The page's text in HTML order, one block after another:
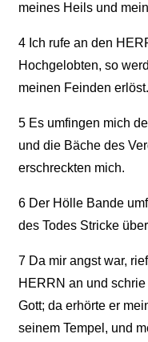
meines Heils und
4Ich rufe an den
Hochgelobten, so
meinen Feinden erlöst.
5Es umfingen mich
und die Bäche des
erschreckten mich.
6Der Hölle Bande
des Todes Stricke
7Da mir angst war,
HERRN an und
Gott; da erhörte er
seinem Tempel, und